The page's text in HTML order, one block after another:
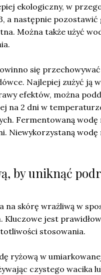
ekologiczny, w
a następnie
Można także użyć
się
Najlepiej zużyć ją
efektów, można
na 2 dni w
Fermentowaną wodę
Niewykorzystaną
by uniknąć
na skórę wrażliwą w
jest
stosowania.
ryżową w
czystego wacika